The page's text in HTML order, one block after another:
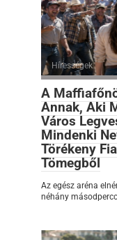
Hírességek
A
Annak, Aki
Város
Mindenki
Törékeny
Tömegből
Az egész aréna
néhány